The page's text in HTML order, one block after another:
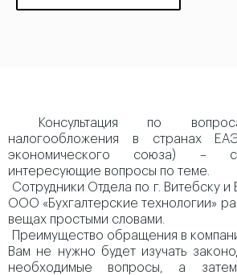
Консультация по
налогообложения в странах
экономического союза) –
интересующие вопросы по теме.
Сотрудники Отдела по г. Витебску и
ООО «Бухгалтерские технологии»
вещах простыми словами.
Преимущество обращения в
Вам не нужно будет изучать
необходимые вопросы, а